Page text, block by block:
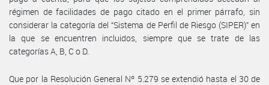
régimen de facilidades de pago citado en el primer párrafo, sin
considerar la categoría del “Sistema de Perfil de Riesgo (SIPER)” en
la que se encuentren incluidos, siempre que se trate de las
categorías A, B, C o D.
Que por la Resolución General Nº 5.279 se extendió hasta el 30 de